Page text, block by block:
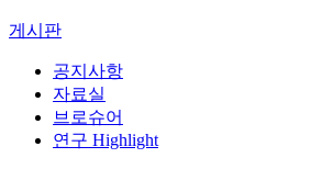
게시판
공지사항
자료실
브로슈어
연구 Highlight